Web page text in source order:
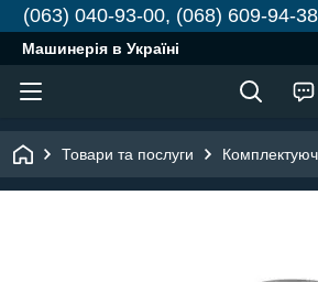
(063) 040-93-00, (068) 609-94-
Машинерія в Україні
Товари та послуги